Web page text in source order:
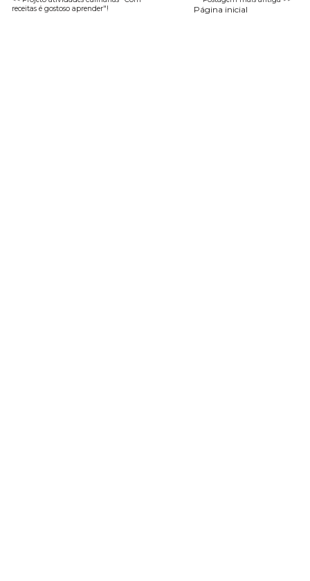
receitas é gostoso aprender"!
Página inicial